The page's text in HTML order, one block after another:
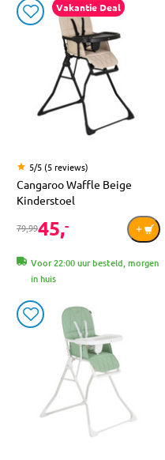
Vakantie Deal
5/5 (5 reviews)
Cangaroo Waffle Beige
Kinderstoel
79,9945,-
Voor 22:00 uur besteld, morgen
in huis